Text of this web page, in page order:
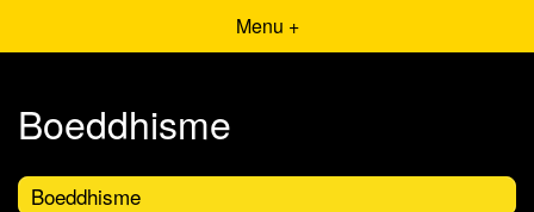
Menu +
Boeddhisme
Boeddhisme